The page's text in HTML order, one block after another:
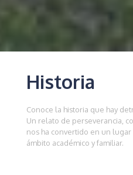
Historia
Conoce la historia que hay
Un relato de perseverancia,
nos ha convertido en un
ámbito académico y familiar.